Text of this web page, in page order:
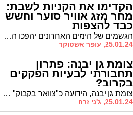
הקדימו את הקניות לשבת:
מחר מזג אוויר סוער וחשש
כבד להצפות
הגשמים של הימים האחרונים יהפכו הלילה לסוערים במיוחד, עם כמויות משקעים גבוהות וחשש חמור להצפות בערי החוף. במטה החורף של עיריית אשדוד הועלתה רמת הכוננות ברחבי העיר
25.01.24, עופר אשטוקר
צומת גן יבנה: פתרון
תחבורתי לבעיות הפקקים
בקרוב?
צומת גן יבנה, הידועה כ"צוואר בקבוק" בכניסה וביציאה מהיישוב, עומדת לעבור מתיחת פנים, בתוכנית שאושרה בנתיבי ישראל. על פי הודעת ראש המועצה, אהרון דרור, הפרוייקט יחל בקרוב, לפרטים>>>
25.01.24, ג'ני זרח